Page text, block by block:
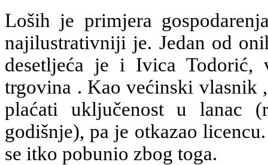
Loših je primjera
najilustrativniji je. Jedan od
desetljeća je i Ivica Todorić,
trgovina . Kao većinski vlasnik
plaćati uključenost u lanac
godišnje), pa je otkazao
se itko pobunio zbog toga.